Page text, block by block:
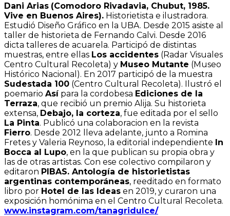
Dani Arias (Comodoro Rivadavia, Chubut, 1985.
Vive en Buenos Aires). Historietista e ilustradora.
Estudió Diseño Gráfico en la UBA. Desde 2015 asiste al
taller de historieta de Fernando Calvi. Desde 2016
dicta talleres de acuarela. Participó de distintas
muestras, entre ellas Los accidentes (Radar Visuales
Centro Cultural Recoleta) y Museo Mutante (Museo
Histórico Nacional). En 2017 participó de la muestra
Sudestada 100 (Centro Cultural Recoleta). Ilustró el
poemario Asípara la cordobesa Ediciones de la
Terraza, que recibió un premio Alija. Su historieta
extensa, Debajo, la corteza, fue editada por el sello
La Pinta. Publicó una colaboracion en la revista
Fierro. Desde 2012 lleva adelante, junto a Romina
Fretes y Valeria Reynoso, la editorial independiente In
Bocca al Lupo, en la que publican su propia obra y
las de otras artistas. Con ese colectivo compilaron y
editaron PIBAS. Antología de historietistas
argentinas contemporáneas, reeditado en formato
libro por Hotel de las Ideas en 2019, y curaron una
exposición homónima en el Centro Cultural Recoleta.
www.instagram.com/tanagridulce/